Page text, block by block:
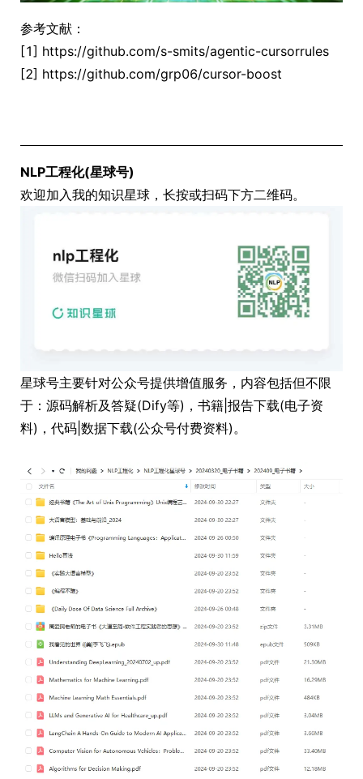
参考文献：
[1] https://github.com/s-smits/agentic-cursorrules
[2] https://github.com/grp06/cursor-boost
NLP工程化(星球号)
欢迎加入我的知识星球，长按或扫码下方二维码。
星球号主要针对公众号提供增值服务，内容包括但不限
于：源码解析及答疑(Dify等)，书籍|报告下载(电子资
料)，代码|数据下载(公众号付费资料)。